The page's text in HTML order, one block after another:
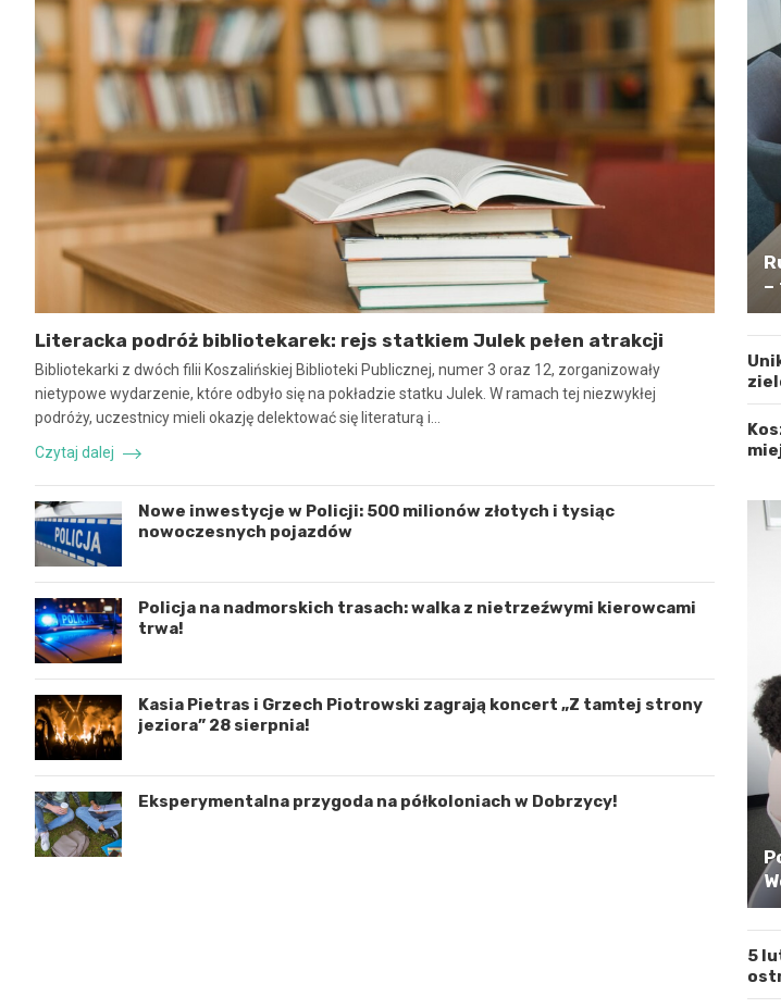
Literacka podróż bibliotekarek: rejs statkiem Julek pełen atrakcji
Bibliotekarki z dwóch filii Koszalińskiej Biblioteki Publicznej, numer 3 oraz 12, zorganizowały
nietypowe wydarzenie, które odbyło się na pokładzie statku Julek. W ramach tej niezwykłej
podróży, uczestnicy mieli okazję delektować się literaturą i…
Czytaj dalej
Nowe inwestycje w Policji: 500 milionów złotych i tysiąc
nowoczesnych pojazdów
Policja na nadmorskich trasach: walka z nietrzeźwymi kierowcami
trwa!
Kasia Pietras i Grzech Piotrowski zagrają koncert „Z tamtej strony
jeziora” 28 sierpnia!
Eksperymentalna przygoda na półkoloniach w Dobrzycy!
–
5